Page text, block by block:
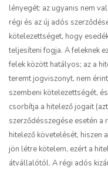
lényegét: az ugyanis nem
régi és az új adós
kötelezettséget, hogy
teljesíteni fogja. A feleknek
felek között hatályos; az a
teremt jogviszonyt, nem
szembeni kötelezettségét,
csorbítja a hitelező jogait
szerződésszegése esetén
hitelező követelését, hiszen
jön létre kötelem, ezért a
átvállalótól. A régi adós